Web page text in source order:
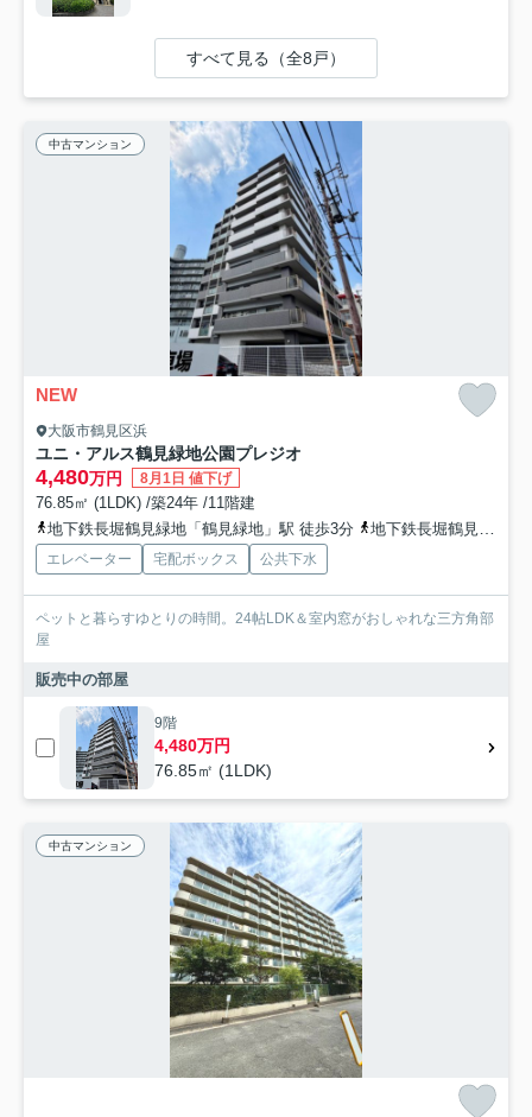
すべて見る（全8戸）
中古マンション
NEW
大阪市鶴見区浜
ユニ・アルス鶴見緑地公園プレジオ
4,480万円 8月1日 値下げ
76.85㎡ (1LDK) /築24年 /11階建
地下鉄長堀鶴見緑地「鶴見緑地」駅 徒歩3分
地下鉄長堀鶴見緑地「門真南」駅 徒歩14分
エレベーター 宅配ボックス 公共下水
ペットと暮らすゆとりの時間。24帖LDK＆室内窓がおしゃれな三方角部
屋
販売中の部屋
9階
4,480万円
76.85㎡ (1LDK)
中古マンション